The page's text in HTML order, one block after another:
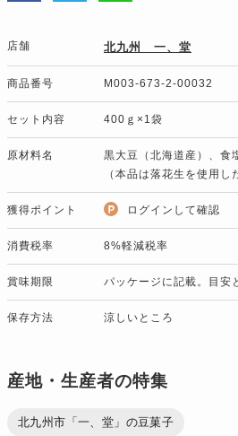
店舗 北九州 一、堂
商品番号 M003-673-2-00032
セット内容 400ｇ×1袋
原材料名
黒大豆（北海道産）、食
（本品は落花生を使用し
獲得ポイント ログインして確認
消費税率 8%軽減税率
賞味期限 パッケージに記載。目安
保存方法 涼しいところ
産地・生産者の特集
北九州市「一、堂」の豆菓子